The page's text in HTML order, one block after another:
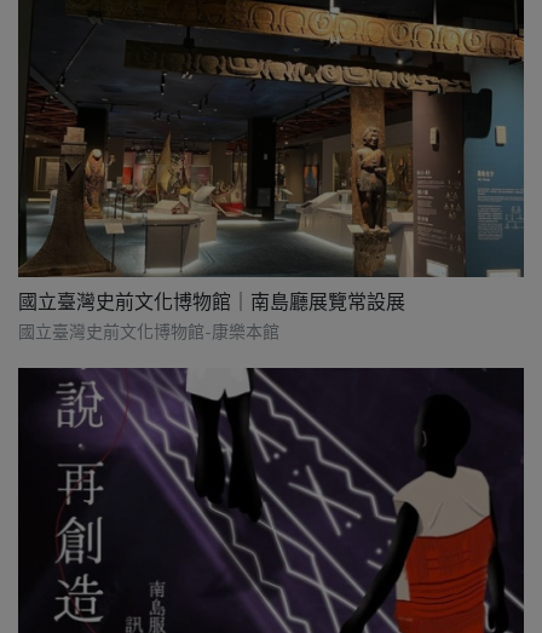
國立臺灣史前文化博物館｜南島廳展覽常設展
國立臺灣史前文化博物館-康樂本館